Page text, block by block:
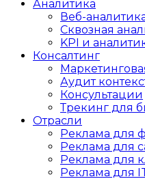
Аналитика
Веб-
Сквозная
KPI и
Консалтинг
Аудит
Консультации
Трекинг для
Отрасли
Реклама для
Реклама для
Реклама для
Реклама для